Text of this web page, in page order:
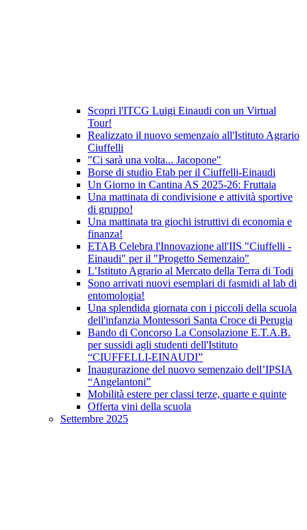
Scopri l'ITCG Luigi Einaudi con un Virtual
Tour!
Realizzato il nuovo semenzaio all'Istituto Agrario
Ciuffelli
"Ci sarà una volta... Jacopone"
Borse di studio Etab per il Ciuffelli-Einaudi
Un Giorno in Cantina AS 2025-26: Fruttaia
Una mattinata di condivisione e attività sportive
di gruppo!
Una mattinata tra giochi istruttivi di economia e
finanza!
ETAB Celebra l'Innovazione all'IIS "Ciuffelli -
Einaudi" per il "Progetto Semenzaio"
L’Istituto Agrario al Mercato della Terra di Todi
Sono arrivati nuovi esemplari di fasmidi al lab di
entomologia!
Una splendida giornata con i piccoli della scuola
dell'infanzia Montessori Santa Croce di Perugia
Bando di Concorso La Consolazione E.T.A.B.
per sussidi agli studenti dell'Istituto
“CIUFFELLI-EINAUDI”
Inaugurazione del nuovo semenzaio dell’IPSIA
“Angelantoni”
Mobilità estere per classi terze, quarte e quinte
Offerta vini della scuola
Settembre 2025